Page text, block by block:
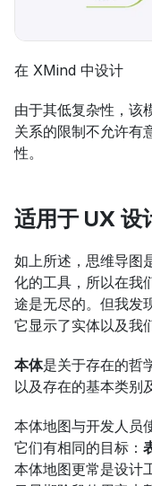
在 XMind 中设计
由于其低复杂性，该
关系的限制不允许有
性。
适用于 UX 设
如上所述，思维导图
化的工具，所以在我
途是无尽的。但我发
它显示了实体以及我
本体是关于存在的哲
以及存在的基本类别
本体地图与开发人员
它们有相同的目标：
本体地图更常是设计